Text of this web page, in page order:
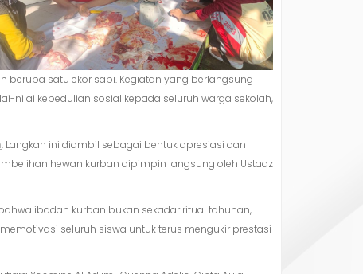
berupa satu ekor sapi. Kegiatan yang berlangsung
nilai kepedulian sosial kepada seluruh warga sekolah,
. Langkah ini diambil sebagai bentuk apresiasi dan
hewan kurban dipimpin langsung oleh Ustadz
ibadah kurban bukan sekadar ritual tahunan,
seluruh siswa untuk terus mengukir prestasi